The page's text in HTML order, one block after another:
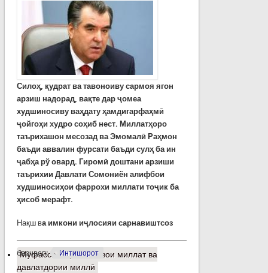
Силоҳ, қудрат ва тавоноиву сармоя ягон
арзиш надорад, вақте дар ҷомеа
худшиносиву ваҳдату ҳамдигарфаҳмӣ
ҷойгоҳи худро соҳиб нест. Миллатҳоро
таърихашон месозад ва Эмомалӣ Раҳмон
баъди аввалин фурсати баъди сулҳ ба ин
ҷабҳа рў овард. Гиромӣ доштани арзиши
таърихии Давлати Сомониён алифбои
худшиносиҳои фаррохи миллати тоҷик ба
ҳисоб мерафт.
Нақш ва имкони иҷлосияи сарнавиштсоз
барчасп: Интишорот
Муфассалтаро Пешвои миллат ва
давлатдории миллӣ